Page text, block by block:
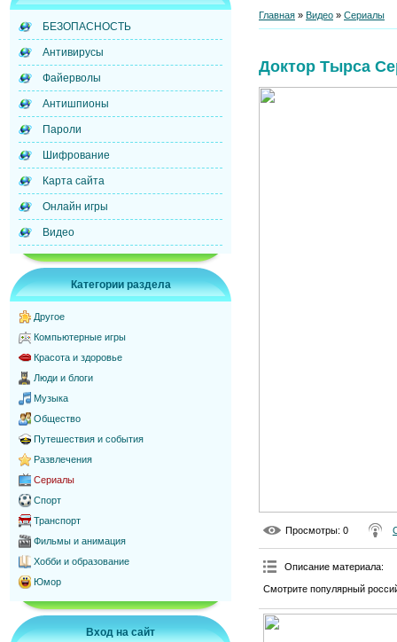
БЕЗОПАСНОСТЬ
Антивирусы
Файерволы
Антишпионы
Пароли
Шифрование
Карта сайта
Онлайн игры
Видео
Категории раздела
Другое
Компьютерные игры
Красота и здоровье
Люди и блоги
Музыка
Общество
Путешествия и события
Развлечения
Сериалы
Спорт
Транспорт
Фильмы и анимация
Хобби и образование
Юмор
Вход на сайт
Главная » Видео » Сериалы
Доктор Тырса
Просмотры: 0
Описание материала:
Смотрите популярный